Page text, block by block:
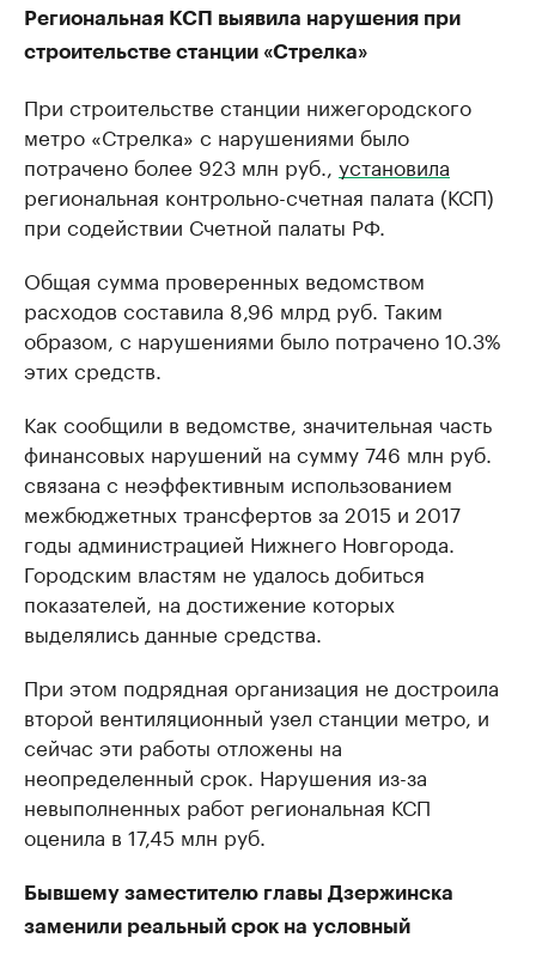
Региональная КСП выявила нарушения при
строительстве станции «Стрелка»
При строительстве станции нижегородского
метро ​«Стрелка» с нарушениями было
потрачено более 923 млн руб., установила
региональная контрольно-счетная палата (КСП)
при содействии Счетной палаты РФ.
Общая сумма проверенных ведомством
расходов составила 8,96 млрд руб. Таким
образом, с нарушениями было потрачено 10.3%
этих средств.
Как сообщили в ведомстве, ​значительная часть
финансовых нарушений на сумму 746 млн руб.
связана с неэффективным использованием
межбюджетных трансфертов за 2015 и 2017
годы администрацией Нижнего Новгорода.
Городским властям не удалось добиться
показателей, на достижение которых
выделялись данные средства.
При этом подрядная организация не достроила
второй вентиляционный узел станции метро, и
сейчас эти работы отложены на
неопределенный срок. Нарушения из-за
невыполненных работ региональная КСП
оценила в 17,45 млн руб.
Бывшему заместителю главы Дзержинска
заменили реальный срок на условный